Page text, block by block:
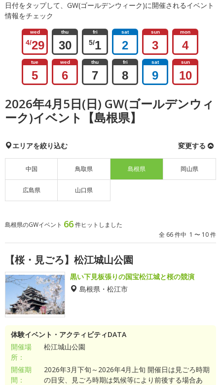
日付をタップして、GW(ゴールデンウィーク)に開催されるイベント
情報をチェック
wed
4/29
thu
30
fri
5/1
sat
2
sun
3
mon
4
tue
5
wed
6
thu
7
fri
8
sat
9
sun
10
2026年4月5日(日) GW(ゴールデンウィ
ーク)イベント【島根県】
エリアを絞り込む 変更する
中国 鳥取県 島根県 岡山県
広島県 山口県
島根県のGWイベント 66件ヒットしました
全 66 件中 1 〜 10 件
【桜・見ごろ】松江城山公園
黒い下見板張りの国宝松江城と桜の競演
島根県・松江市
体験イベント・アクティビティDATA
開催場
所：
松江城山公園
開催期
間：
2026年3月下旬～2026年4月上旬 開催日は見ごろ時期
の目安、見ごろ時期は気候等により前後する場合あ